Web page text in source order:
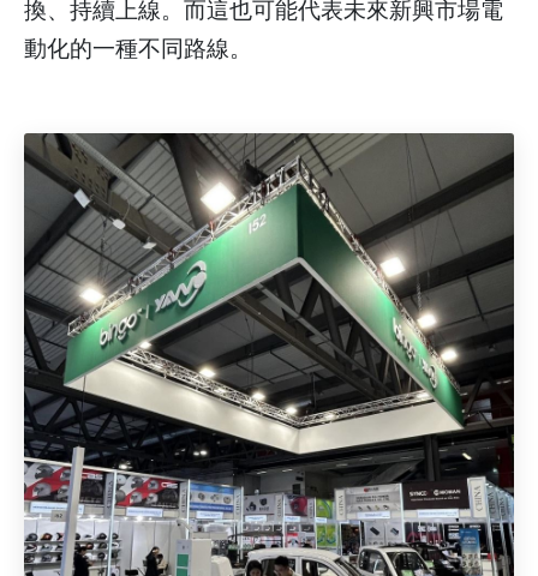
換、持續上線。而這也可能代表未來新興市場電
動化的一種不同路線。